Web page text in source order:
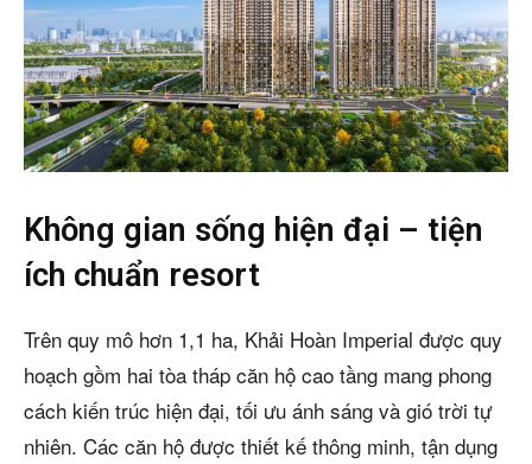
Không gian sống hiện đại – tiện
ích chuẩn resort
Trên quy mô hơn 1,1 ha, Khải Hoàn Imperial được quy
hoạch gồm hai tòa tháp căn hộ cao tầng mang phong
cách kiến trúc hiện đại, tối ưu ánh sáng và gió trời tự
nhiên. Các căn hộ được thiết kế thông minh, tận dụng